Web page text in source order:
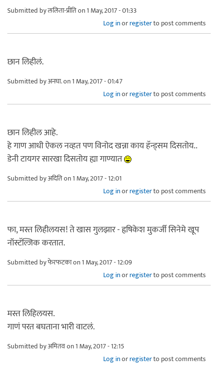
Submitted byललिता-प्रीतिon 1 May, 2017 - 01:33
Log inorregisterto post comments
छान लिहीलं.
Submitted byअनघा.on 1 May, 2017 - 01:47
Log inorregisterto post comments
छान लिहील आहे.
हे गाण आधी ऐकल नव्हत पण विनोद खन्ना काय हॅन्ड्सम दिसतोय..
डेनी टायगर सारखा दिसतोय ह्या गाण्यात
Submitted byअदितिon 1 May, 2017 - 12:01
Log inorregisterto post comments
फा, मस्त लिहीलयस! ते खास गुलझार - हृषिकेश मुकर्जी सिनेमे खूप
नॉस्टॅल्जिक करतात.
Submitted byफेरफटकाon 1 May, 2017 - 12:09
Log inorregisterto post comments
मस्त लिहिलयस.
गाणं परत बघताना भारी वाटलं.
Submitted byअमितवon 1 May, 2017 - 12:15
Log inorregisterto post comments